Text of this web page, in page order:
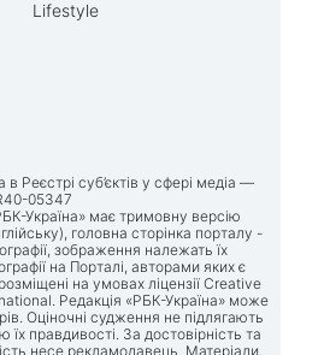
Lifestyle
в Реєстрі суб’єктів у сфері медіа —
05347
Україна» має тримовну версію
головна сторінка порталу -
зображення належать їх
на Порталі, авторами яких є
на умовах ліцензії Creative
Редакція «РБК-Україна» може
Оціночні судження не підлягають
правдивості. За достовірність та
несе рекламодавець. Матеріали,